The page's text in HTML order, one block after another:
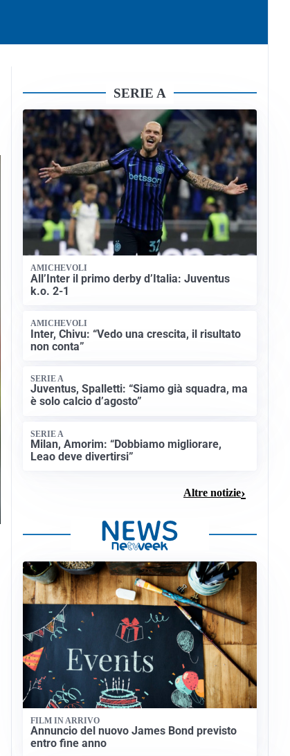
SERIE A
AMICHEVOLI
All’Inter il primo derby d’Italia: Juventus
k.o. 2-1
AMICHEVOLI
Inter, Chivu: “Vedo una crescita, il risultato
non conta”
SERIE A
Juventus, Spalletti: “Siamo già squadra, ma
è solo calcio d’agosto”
SERIE A
Milan, Amorim: “Dobbiamo migliorare,
Leao deve divertirsi”
Altre notizie
FILM IN ARRIVO
Annuncio del nuovo James Bond previsto
entro fine anno